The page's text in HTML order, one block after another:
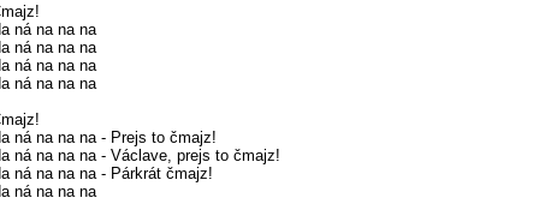
ná na na na
ná na na na
ná na na na
ná na na na
ná na na na - Prejs to čmajz!
ná na na na - Václave, prejs to čmajz!
ná na na na - Párkrát čmajz!
ná na na na